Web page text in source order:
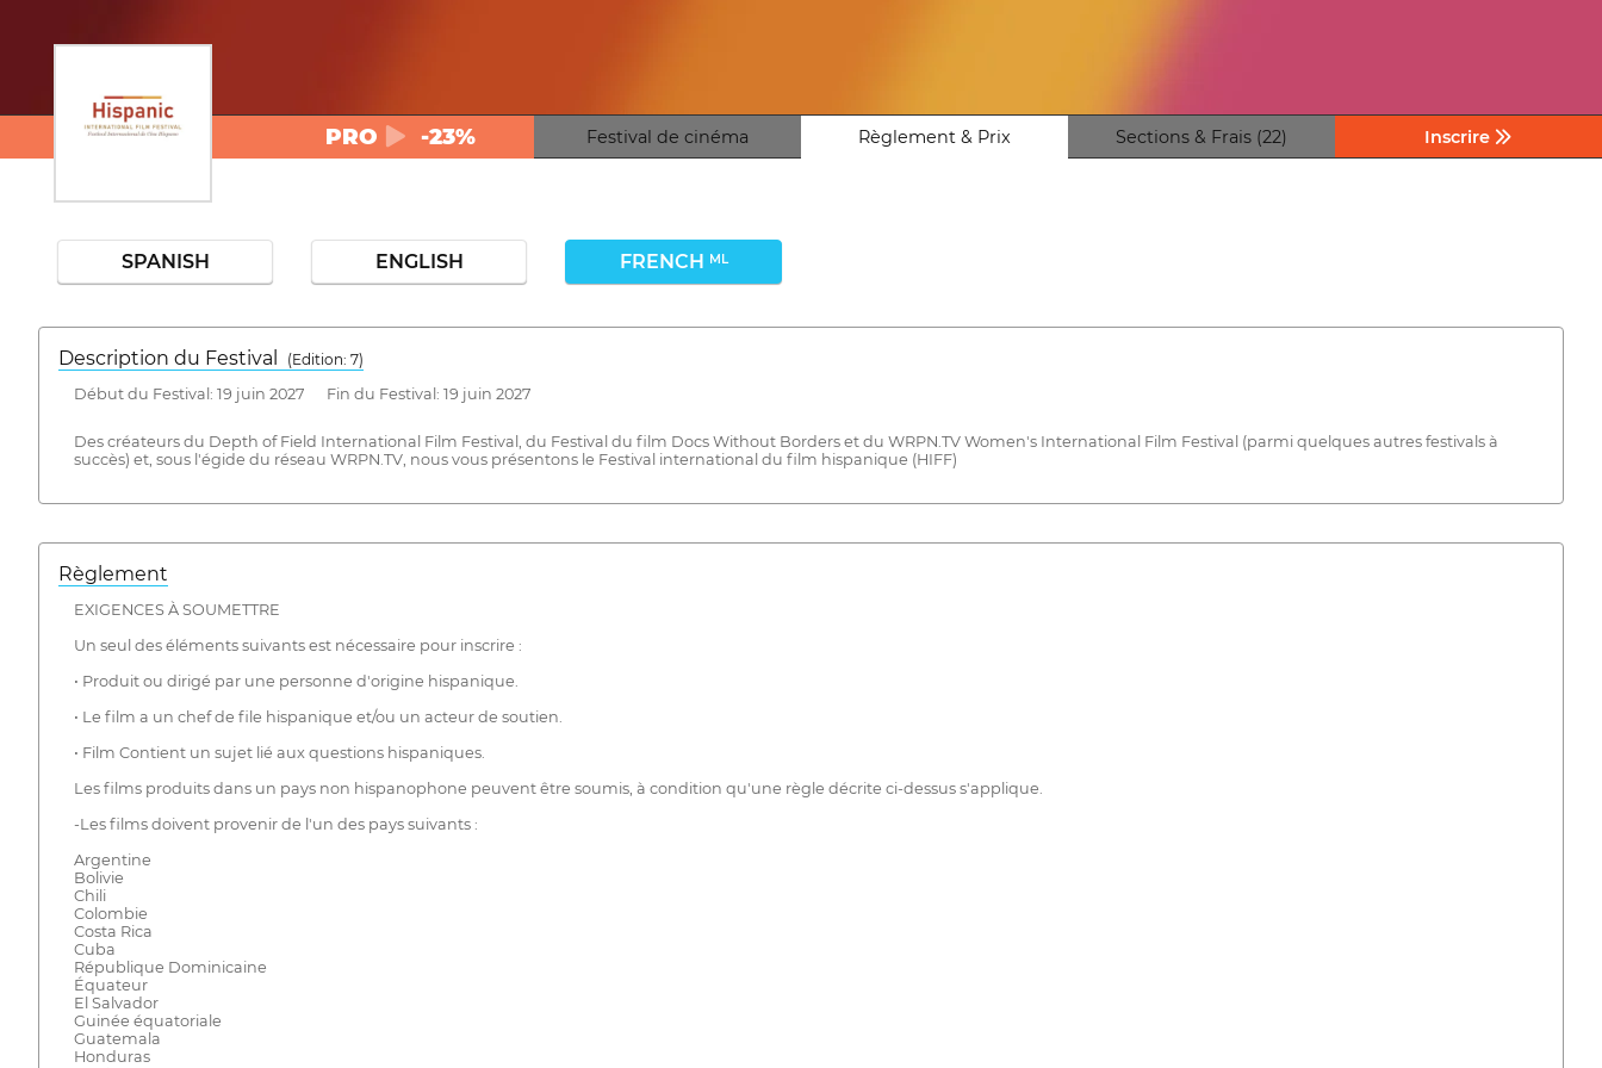
PRO -23% Festival de cinéma Règlement & Prix Sections & Frais (22) Inscrire
SPANISH ENGLISH FRENCH ML
Description du Festival
( Edition: 7)
Début du Festival: 19 juin 2027 Fin du Festival: 19 juin 2027
Des créateurs du Depth of Field International Film Festival, du Festival du film Docs Without Borders et du WRPN.TV Women's International Film Festival (parmi quelques autres festivals à
succès) et, sous l'égide du réseau WRPN.TV, nous vous présentons le Festival international du film hispanique (HIFF)
Règlement
EXIGENCES À SOUMETTRE
Un seul des éléments suivants est nécessaire pour inscrire :
• Produit ou dirigé par une personne d'origine hispanique.
• Le film a un chef de file hispanique et/ou un acteur de soutien.
• Film Contient un sujet lié aux questions hispaniques.
Les films produits dans un pays non hispanophone peuvent être soumis, à condition qu'une règle décrite ci-dessus s'applique.
-Les films doivent provenir de l'un des pays suivants :
Argentine
Bolivie
Chili
Colombie
Costa Rica
Cuba
République Dominicaine
Équateur
El Salvador
Guinée équatoriale
Guatemala
Honduras